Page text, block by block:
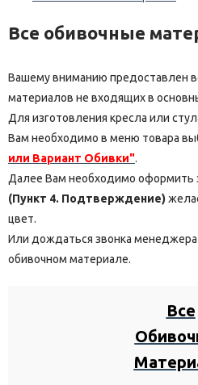
Все обивочные
Вашему вниманию предоставлен
материалов не входящих в
Для изготовления кресла или
Вам необходимо в меню товара
или Вариант Обивки".
Далее Вам необходимо оформить
(Пункт 4. Подтверждение)
цвет.
Или дождаться звонка
обивочном материале.
Все